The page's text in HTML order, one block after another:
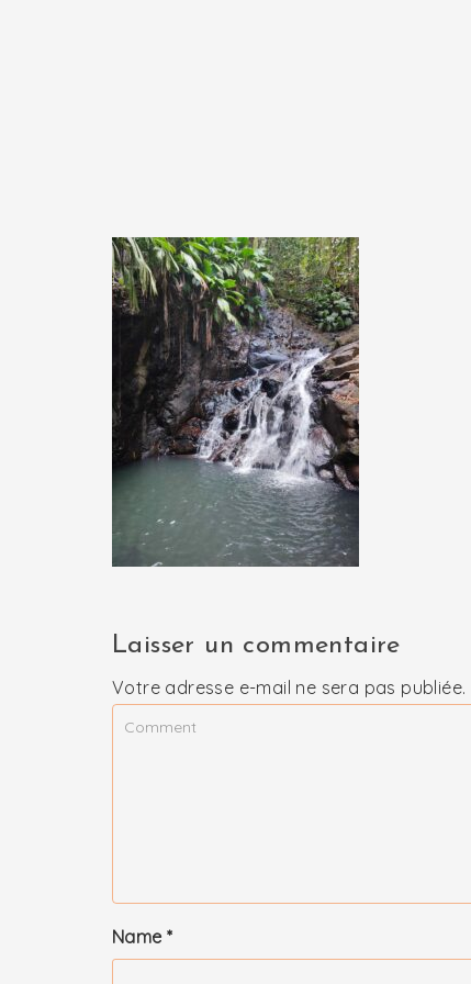
Laisser un commentaire
Votre adresse e-mail ne sera pas publiée.
Name *